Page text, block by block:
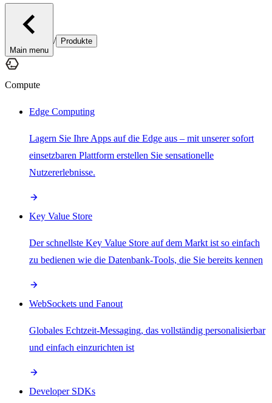
Main menu
/ Produkte
Compute
Edge Computing
Lagern Sie Ihre Apps auf die Edge aus – mit unserer sofort
einsetzbaren Plattform erstellen Sie sensationelle
Nutzererlebnisse.
Key Value Store
Der schnellste Key Value Store auf dem Markt ist so einfach
zu bedienen wie die Datenbank-Tools, die Sie bereits kennen
WebSockets und Fanout
Globales Echtzeit-Messaging, das vollständig personalisierbar
und einfach einzurichten ist
Developer SDKs